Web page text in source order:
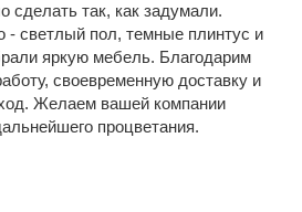
сделать так, как задумали.
- светлый пол, темные плинтус и
яркую мебель. Благодарим
своевременную доставку и
Желаем вашей компании
процветания.